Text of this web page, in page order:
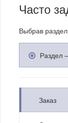
Часто
Выбрав
Раздел
Заказ